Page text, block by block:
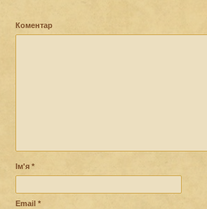
Коментар
Ім'я *
Email *